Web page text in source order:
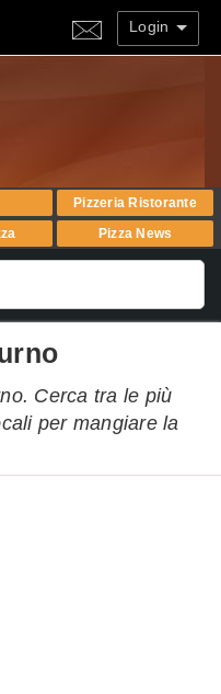
Login
Pizzeria Ristorante
Pizza News
Cerca tra le più
per mangiare la